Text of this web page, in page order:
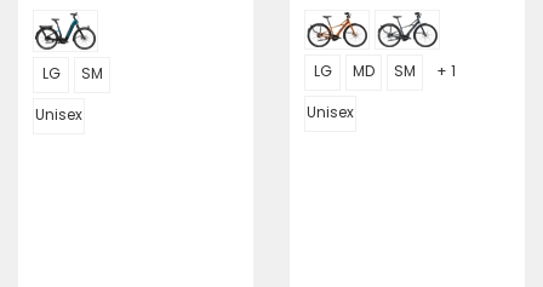
LG
SM
Unisex
LG MD SM
+ 1
Unisex